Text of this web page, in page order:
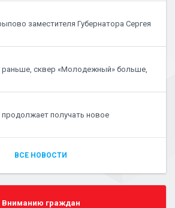
заместителя Губернатора Сергея
раньше, сквер «Молодежный» больше,
получать новое
ВСЕ НОВОСТИ
Вниманию граждан